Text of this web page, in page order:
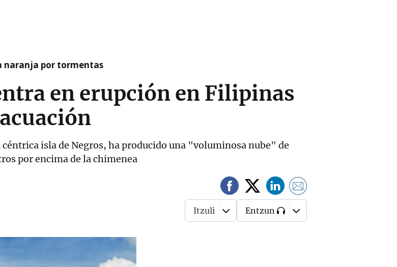
naranja por tormentas
en erupción en Filipinas
isla de Negros, ha producido una "voluminosa nube" de
por encima de la chimenea
Itzuli Entzun